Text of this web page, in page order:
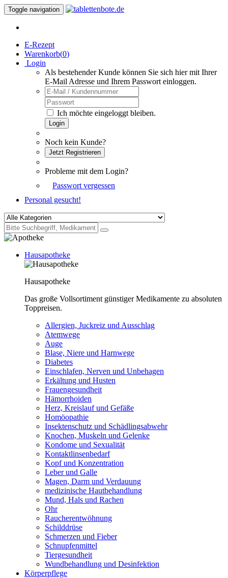
Toggle navigation
E-Rezept
Warenkorb(0)
Login
Als bestehender Kunde können Sie sich hier mit Ihrer
E-Mail Adresse und Ihrem Passwort einloggen.
Ich möchte eingeloggt bleiben.
Login
Noch kein Kunde?
Jetzt Registrieren
Probleme mit dem Login?
Passwort vergessen
Personal gesucht!
Hausapotheke
Hausapotheke
Das große Vollsortiment günstiger Medikamente zu absoluten
Toppreisen.
Allergien, Juckreiz und Ausschlag
Atemwege
Auge
Blase, Niere und Harnwege
Diabetes
Einschlafen, Nerven und Unbehagen
Erkältung und Husten
Frauengesundheit
Hämorrhoiden
Herz, Kreislauf und Gefäße
Homöopathie
Insektenschutz und Schädlingsabwehr
Knochen, Muskeln und Gelenke
Kondome und Sexualität
Kontaktlinsenbedarf
Kopf und Konzentration
Leber und Galle
Magen, Darm und Verdauung
medizinische Hautbehandlung
Mund, Hals und Rachen
Ohr
Raucherentwöhnung
Schilddrüse
Schmerzen und Fieber
Schnupfenmittel
Tiergesundheit
Wundbehandlung und Desinfektion
Körperpflege